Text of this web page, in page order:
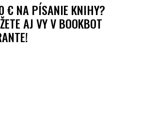
€ NA PÍSANIE KNIHY?
AJ VY V BOOKBOT